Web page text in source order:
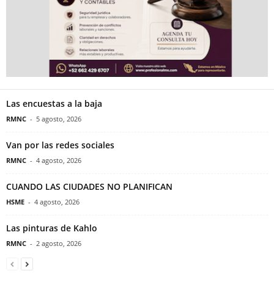
Las encuestas a la baja
RMNC - 5 agosto, 2026
Van por las redes sociales
RMNC - 4 agosto, 2026
CUANDO LAS CIUDADES NO PLANIFICAN
HSME - 4 agosto, 2026
Las pinturas de Kahlo
RMNC - 2 agosto, 2026